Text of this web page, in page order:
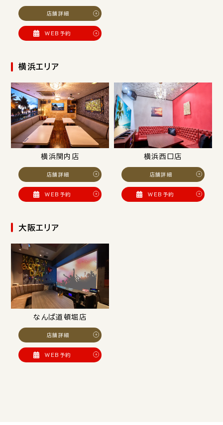
店舗詳細
WEB予約
横浜エリア
横浜関内店
店舗詳細
WEB予約
横浜西口店
店舗詳細
WEB予約
大阪エリア
なんば道頓堀店
店舗詳細
WEB予約